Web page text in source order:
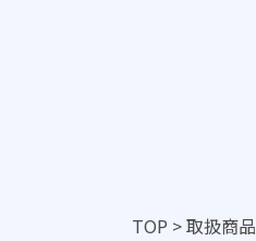
TOP >取扱商品